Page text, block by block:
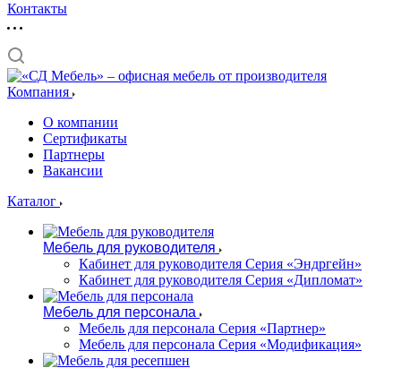
Контакты
Компания
О компании
Сертификаты
Партнеры
Вакансии
Каталог
Мебель для руководителя
Кабинет для руководителя Серия «Эндргейн»
Кабинет для руководителя Серия «Дипломат»
Мебель для персонала
Мебель для персонала Серия «Партнер»
Мебель для персонала Серия «Модификация»